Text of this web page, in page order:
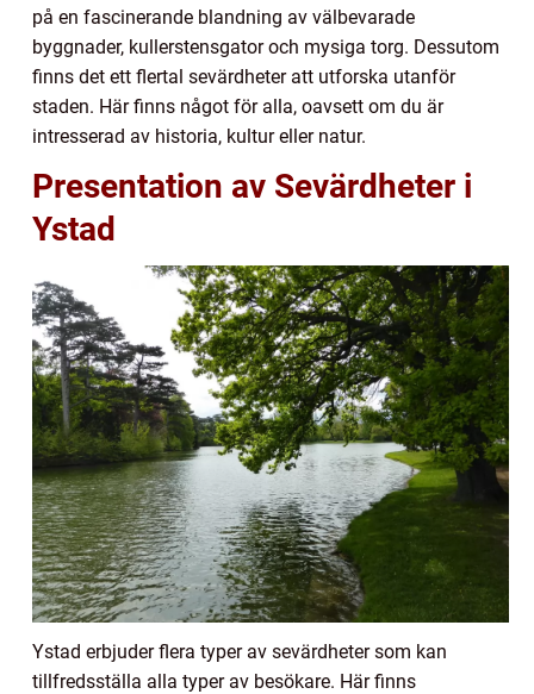
på en fascinerande blandning av välbevarade
byggnader, kullerstensgator och mysiga torg. Dessutom
finns det ett flertal sevärdheter att utforska utanför
staden. Här finns något för alla, oavsett om du är
intresserad av historia, kultur eller natur.
Presentation av Sevärdheter i
Ystad
Ystad erbjuder flera typer av sevärdheter som kan
tillfredsställa alla typer av besökare. Här finns